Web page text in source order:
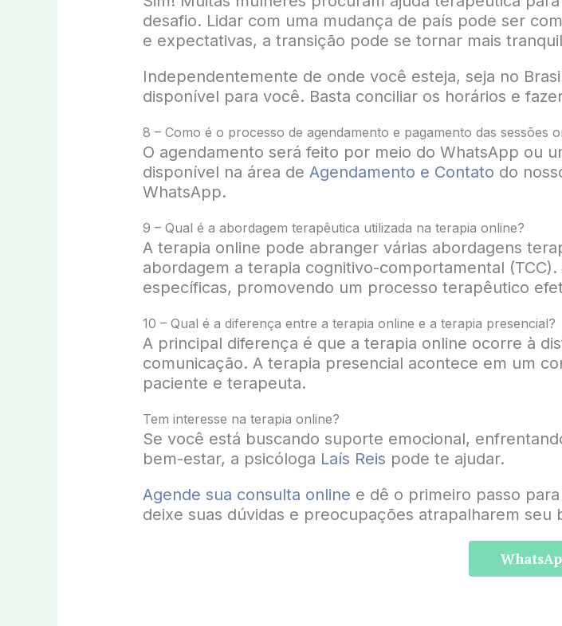
desafio. Lidar com uma mudança de país pode ser
e expectativas, a transição pode se tornar mais
Independentemente de onde você esteja, seja no
disponível para você. Basta conciliar os horários e
8 – Como é o processo de agendamento e pagamento das sessões
O agendamento será feito por meio do WhatsApp ou
disponível na área de Agendamento e Contato do
WhatsApp.
9 – Qual é a abordagem terapêutica utilizada na terapia online?
A terapia online pode abranger várias abordagens
abordagem a terapia cognitivo-comportamental
específicas, promovendo um processo terapêutico
10 – Qual é a diferença entre a terapia online e a terapia presencial?
A principal diferença é que a terapia online ocorre à
comunicação. A terapia presencial acontece em um
paciente e terapeuta.
Tem interesse na terapia online?
Se você está buscando suporte emocional,
bem-estar, a psicóloga Laís Reis pode te ajudar.
Agende sua consulta online e dê o primeiro passo
deixe suas dúvidas e preocupações atrapalharem seu